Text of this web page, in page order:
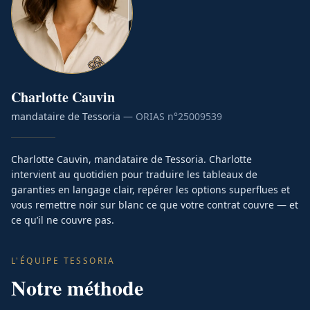
Charlotte Cauvin
mandataire de Tessoria — ORIAS n°25009539
Charlotte Cauvin, mandataire de Tessoria. Charlotte
intervient au quotidien pour traduire les tableaux de
garanties en langage clair, repérer les options superflues et
vous remettre noir sur blanc ce que votre contrat couvre — et
ce qu’il ne couvre pas.
L'ÉQUIPE TESSORIA
Notre méthode